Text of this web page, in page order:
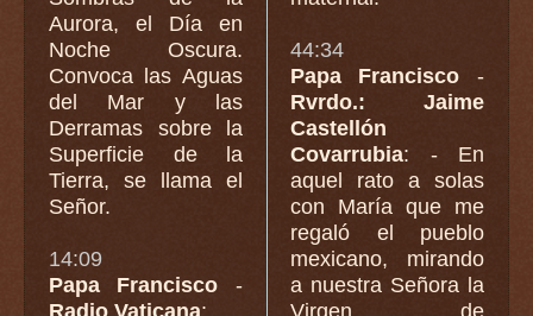
Aurora, el Día en
Noche Oscura.
Convoca las Aguas
del Mar y las
Derramas sobre la
Superficie de la
Tierra, se llama el
Señor.
14:09
Papa Francisco -
Radio Vaticana:
44:34
Papa Francisco -
Rvrdo.: Jaime
Castellón
Covarrubia: - En
aquel rato a solas
con María que me
regaló el pueblo
mexicano, mirando
a nuestra Señora la
Virgen de